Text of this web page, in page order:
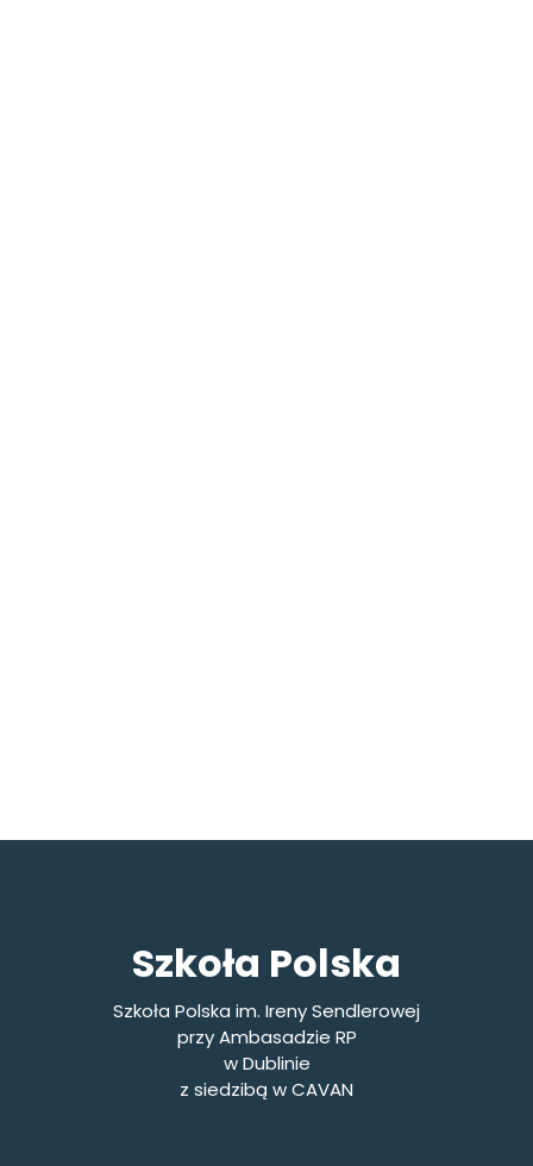
Szkoła Polska
Szkoła Polska im. Ireny Sendlerowej
przy Ambasadzie RP
w Dublinie
z siedzibą w CAVAN